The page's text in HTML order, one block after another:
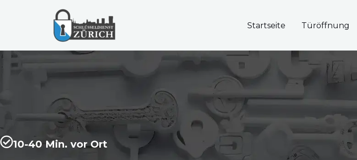
Startseite Türöffnung
10-40 Min. vor Ort